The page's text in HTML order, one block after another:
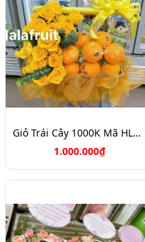
Giỏ Trái Cây 1000K Mã HL1069
1.000.000₫